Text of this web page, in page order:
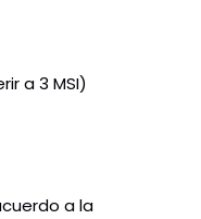
a 3 MSI)
a la